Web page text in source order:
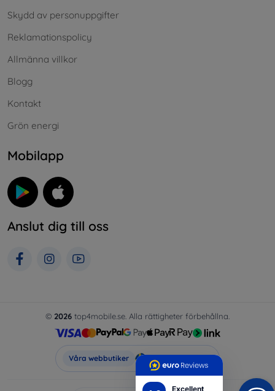
Excellent
Skydd av personuppgifter
Reklamationspolicy
Allmänna villkor
Blogg
Kontakt
Grön energi
Mobilapp
Anslut dig till oss
© 2026 top4mobile.se. Alla rättigheter förbehållna.
Våra webbutiker Top4Mobile.se